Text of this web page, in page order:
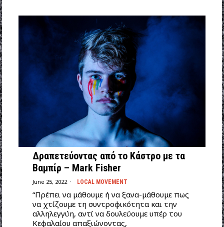
Δραπετεύοντας από το Κάστρο με τα
Βαμπίρ – Mark Fisher
June 25, 2022 LOCAL MOVEMENT
“Πρέπει να μάθουμε ή να ξανα-μάθουμε πως
να χτίζουμε τη συντροφικότητα και την
αλληλεγγύη, αντί να δουλεύουμε υπέρ του
Κεφαλαίου απαξιώνοντας,